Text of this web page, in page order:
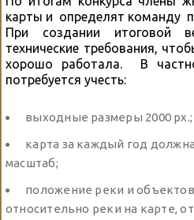
карты и определят команду
При создании итоговой
технические требования,
хорошо работала. В
потребуется учесть:
выходные размеры 2000 px.;
карта за каждый год
масштаб;
положение реки и
относительно реки на карте,